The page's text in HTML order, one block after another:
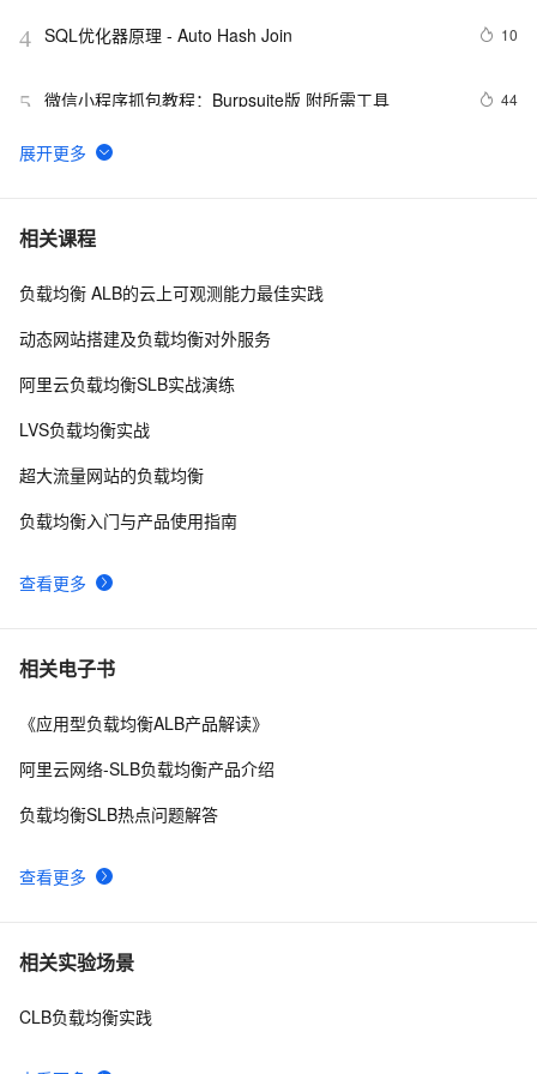
4 SQL优化器原理 - Auto Hash Join 10
5 微信小程序抓包教程：Burpsuite版 附所需工具 44
6 又一个项目开源，阿里已成为中国开源的关键力量？
7 阿里云slb http https配置
8 使用目的地址NAT实现负载均衡
10负载均衡原理的解析
相关课程
查看更多
负载均衡 ALB的云上可观测能力最佳实践
动态网站搭建及负载均衡对外服务
阿里云负载均衡SLB实战演练
LVS负载均衡实战
超大流量网站的负载均衡
负载均衡入门与产品使用指南
相关电子书
查看更多
《应用型负载均衡ALB产品解读》
阿里云网络-SLB负载均衡产品介绍
负载均衡SLB热点问题解答
相关实验场景
CLB负载均衡实践